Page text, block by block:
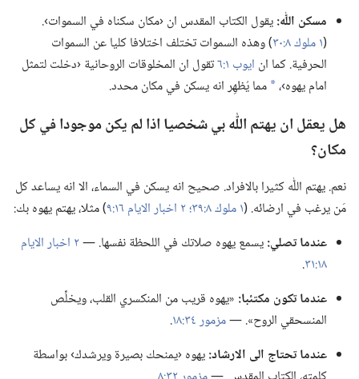
مسكن اللّٰه:‏يقول الكتاب المقدس ان ‹مكان سكناه في السموات›.‏
(‏١ ملوك ٨:‏٣٠
‏)‏ وهذه السموات تختلف اختلافا كليا عن السموات
الحرفية.‏ كما ان ايوب ١:‏٦
تقول ان المخلوقات الروحانية ‹دخلت لتمثل
امام يهوه›،‏a مما يُظهِر انه يسكن في مكان محدد.‏
هل يعقل ان يهتم اللّٰه بي شخصيا اذا لم يكن موجودا في كل
مكان؟‏
نعم.‏ يهتم اللّٰه كثيرا بالافراد.‏ صحيح انه يسكن في السماء،‏ الا انه يساعد كل
مَن يرغب في ارضائه.‏ (‏١ ملوك ٨:‏٣٩؛‏
‏)‏ مثلا،‏ يهتم يهوه بك:‏
عندما تصلي:‏يسمع يهوه صلاتك في اللحظة نفسها.‏ —‏ ٢ اخبار الايام
١٨:‏٣١
‏.‏
عندما تكون مكتئبا:‏ «يهوه قريب من المنكسري القلب،‏ ويخلِّص
المنسحقي الروح».‏ —‏مزمور ٣٤:‏١٨
‏.‏
عندما تحتاج الى الارشاد:‏يهوه ‹يمنحك بصيرة ويرشدك› بواسطة